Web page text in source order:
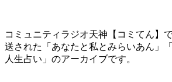
コミュニティラジオ天神【コミてん】
送された「あなたと私とみらいあん」
人生占い」のアーカイブです。